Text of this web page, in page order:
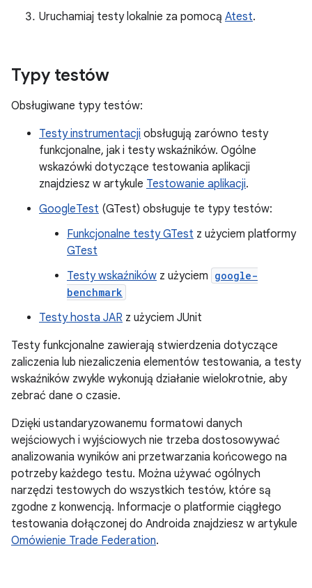
Uruchamiaj testy lokalnie za pomocą Atest.
Typy testów
Obsługiwane typy testów:
Testy instrumentacji obsługują zarówno testy
funkcjonalne, jak i testy wskaźników. Ogólne
wskazówki dotyczące testowania aplikacji
znajdziesz w artykule Testowanie aplikacji.
GoogleTest (GTest) obsługuje te typy testów:
Funkcjonalne testy GTest z użyciem platformy
GTest
Testy wskaźników z użyciem google-
benchmark
Testy hosta JAR z użyciem JUnit
Testy funkcjonalne zawierają stwierdzenia dotyczące
zaliczenia lub niezaliczenia elementów testowania, a testy
wskaźników zwykle wykonują działanie wielokrotnie, aby
zebrać dane o czasie.
Dzięki ustandaryzowanemu formatowi danych
wejściowych i wyjściowych nie trzeba dostosowywać
analizowania wyników ani przetwarzania końcowego na
potrzeby każdego testu. Można używać ogólnych
narzędzi testowych do wszystkich testów, które są
zgodne z konwencją. Informacje o platformie ciągłego
testowania dołączonej do Androida znajdziesz w artykule
Omówienie Trade Federation.